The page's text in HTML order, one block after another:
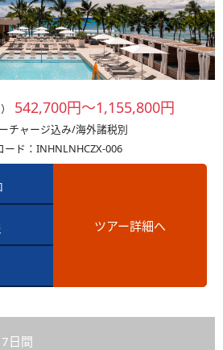
542,700円～1,155,800円
チャージ込み/海外諸税別
ード：INHNLNHCZX-006
ツアー詳細へ
7日間